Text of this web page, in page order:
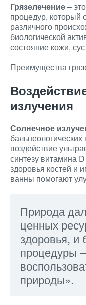
Грязелечение–
процедур, который
различного
биологической
состояние кожи,
Преимущества
излучения
Солнечное
воздействие
синтезу витамина
здоровья костей и
ванны помогают
Природа
ценных
здоровья, и
процедуры
природы».